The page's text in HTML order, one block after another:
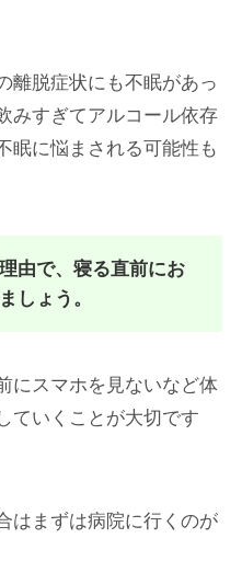
離脱症状にも不眠があっ
みすぎてアルコール依存
眠に悩まされる可能性も
由で、寝る直前にお
しょう。
にスマホを見ないなど体
ていくことが大切です
はまずは病院に行くのが